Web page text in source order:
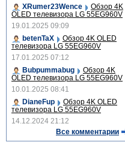
XRumer23Wence
Обзор 4K
OLED телевизора LG 55EG960V
19.01.2025 09:09
betenTaX
Обзор 4K OLED
телевизора LG 55EG960V
17.01.2025 07:12
Bubpummabug
Обзор 4K
OLED телевизора LG 55EG960V
10.01.2025 08:41
DianeFup
Обзор 4K OLED
телевизора LG 55EG960V
14.12.2024 21:12
Все комментарии